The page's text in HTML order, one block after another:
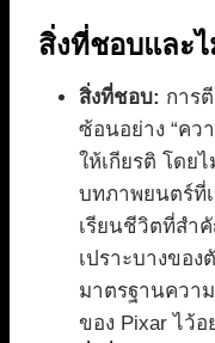
สิ่งที่ชอบและ
สิ่งที่ชอบ: การ
ซ้อนอย่าง “คว
ให้เกียรติ โดย
บทภาพยนตร์ที่
เรียนชีวิตที่สำ
เปราะบางของ
มาตรฐานควา
ของ Pixar ไว้